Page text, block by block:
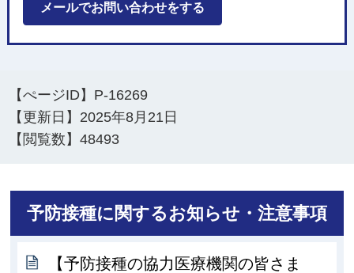
メールでお問い合わせをする
【ぺージID】 P-16269
【更新日】 2025年8月21日
【閲覧数】48493
予防接種に関するお知らせ・注意事項
【予防接種の協力医療機関の皆さま